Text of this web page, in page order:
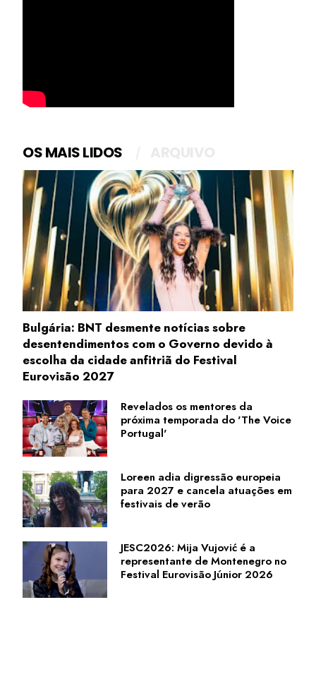
OS MAIS LIDOS
Bulgária: BNT desmente notícias sobre
desentendimentos com o Governo devido à
escolha da cidade anfitriã do Festival
Eurovisão 2027
Revelados os mentores da
próxima temporada do 'The Voice
Portugal'
Loreen adia digressão europeia
para 2027 e cancela atuações em
festivais de verão
JESC2026: Mija Vujović é a
representante de Montenegro no
Festival Eurovisão Júnior 2026